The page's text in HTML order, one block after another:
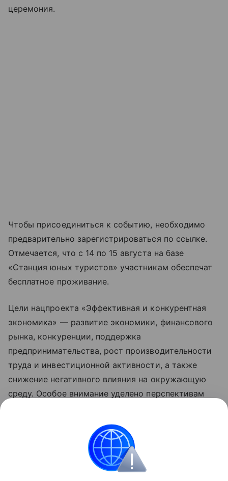
церемония.
Чтобы присоединиться к событию, необходимо
предварительно зарегистрироваться по ссылке.
Отмечается, что с 14 по 15 августа на базе
«Станция юных туристов» участникам обеспечат
бесплатное проживание.
Цели нацпроекта «Эффективная и конкурентная
экономика» — развитие экономики, финансового
рынка, конкуренции, поддержка
предпринимательства, рост производительности
труда и инвестиционной активности, а также
снижение негативного влияния на окружающую
среду. Особое внимание уделено перспективам
технологиям и молодежному бизнесу.
Обновленные нацпроекты реализуются
по решению Президента РФ Владимира Путина